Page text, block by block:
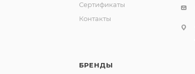
Сертификаты
Контакты
БРЕНДЫ